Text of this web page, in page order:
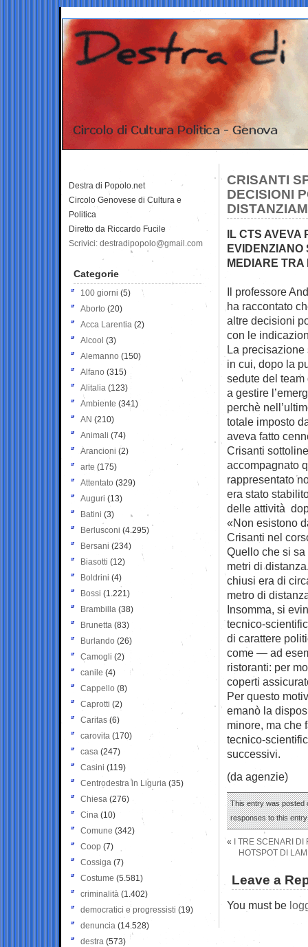
CRISANTI
DECISIONI
IL CTS AVEVA
EVIDENZIANO
MEDIARE TRA
Il professore
ha raccontato
altre decisioni
con le
La precisazione
in cui, dopo la
sedute del
a gestire
perchè
totale imposto
aveva fatto
Crisanti
accompagnato
rappresentato
era stato
delle attività
«Non esistono
Crisanti nel
Quello che si
metri di
chiusi era di
metro di
Insomma, si
tecnico-
di carattere
come — ad
ristoranti: per
coperti
Per questo
emanò la
minore, ma che
tecnico-
successivi.
(da agenzie)
This entry was posted
responses to this
«
I TRE SCENARI
HOTSPOT DI
Leave a
You must be
Destra di Popolo.net
Circolo Genovese di Cultura e
Politica
Diretto da Riccardo Fucile
Scrivici: destradipopolo@gmail.com
Categorie
100 giorni (5)
Aborto (20)
Acca Larentia (2)
Alcool (3)
Alemanno (150)
Alfano (315)
Alitalia (123)
Ambiente (341)
AN (210)
Animali (74)
Arancioni (2)
arte (175)
Attentato (329)
Auguri (13)
Batini (3)
Berlusconi (4.295)
Bersani (234)
Biasotti (12)
Boldrini (4)
Bossi (1.221)
Brambilla (38)
Brunetta (83)
Burlando (26)
Camogli (2)
canile (4)
Cappello (8)
Caprotti (2)
Caritas (6)
carovita (170)
casa (247)
Casini (119)
Centrodestra in Liguria (35)
Chiesa (276)
Cina (10)
Comune (342)
Coop (7)
Cossiga (7)
Costume (5.581)
criminalità (1.402)
democratici e progressisti (19)
denuncia (14.528)
destra (573)